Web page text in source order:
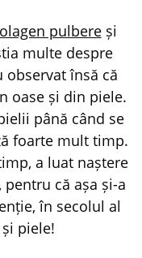
pulbereși
multe despre
observat însă că
oase și din piele.
până când se
foarte mult timp.
a luat naștere
că așa și-a
în secolul al
piele!